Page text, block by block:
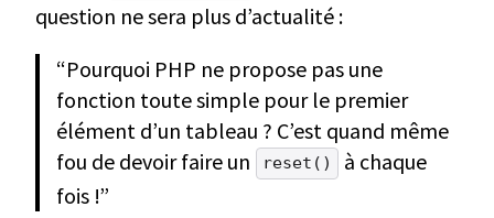
question ne sera plus d’actualité :
“Pourquoi PHP ne propose pas une
fonction toute simple pour le premier
élément d’un tableau ? C’est quand même
fou de devoir faire un
reset()
à chaque
fois !”